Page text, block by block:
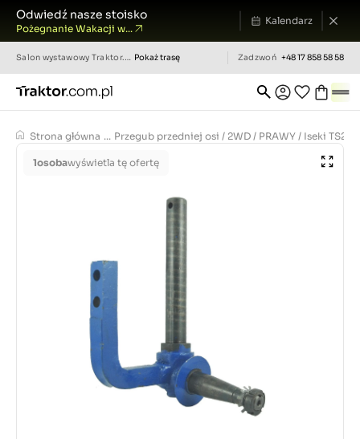
Odwiedź nasze stoisko
Pożegnanie Wakacji w...
Kalendarz
Salon wystawowy Traktor.com.pl Pokaż trasę Zadzwoń +48 17 858 58 58
Strona główna ... Przegub przedniej osi / 2WD / PRAWY / Iseki
1osobawyświetla tę ofertę